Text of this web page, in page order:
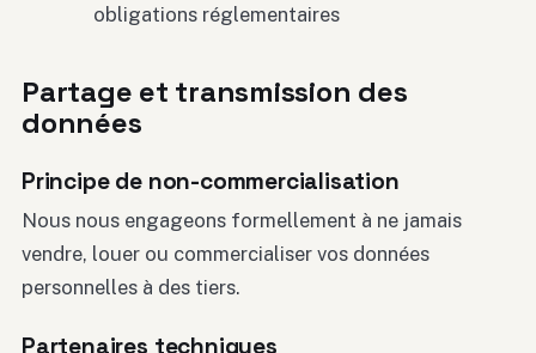
obligations réglementaires
Partage et transmission des
données
Principe de non-commercialisation
Nous nous engageons formellement à ne jamais
vendre, louer ou commercialiser vos données
personnelles à des tiers.
Partenaires techniques